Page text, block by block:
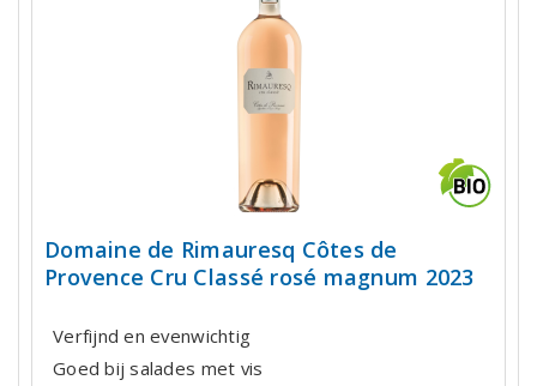
Domaine de Rimauresq Côtes de
Provence Cru Classé rosé magnum 2023
Verfijnd en evenwichtig
Goed bij salades met vis